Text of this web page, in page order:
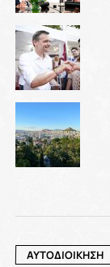
ΑΥΤΟΔΙΟΙΚΗΣΗ